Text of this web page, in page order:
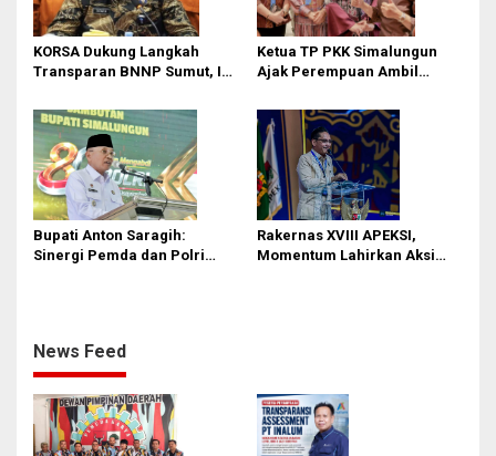
KORSA Dukung Langkah
Transparan BNNP Sumut, Isu
Tak Digiring Opini
Ketua TP PKK Simalungun
Ajak Perempuan Ambil
Pembangunan
Bupati Anton Saragih:
Sinergi Pemda dan Polri
Rakernas XVIII APEKSI,
Momentum Lahirkan Aksi
News Feed